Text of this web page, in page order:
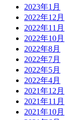
2023年1月
2022年12月
2022年11月
2022年10月
2022年8月
2022年7月
2022年5月
2022年4月
2021年12月
2021年11月
2021年10月